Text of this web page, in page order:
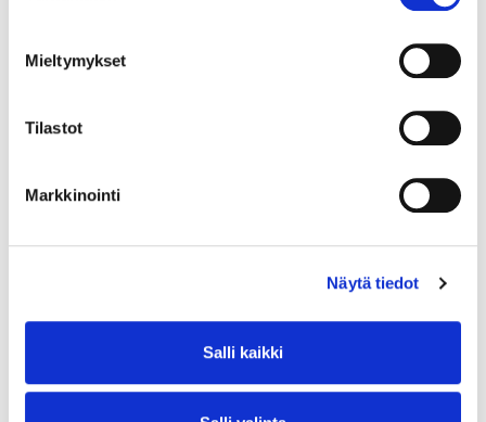
Mieltymykset
Tilastot
Markkinointi
Näytä tiedot
Salli kaikki